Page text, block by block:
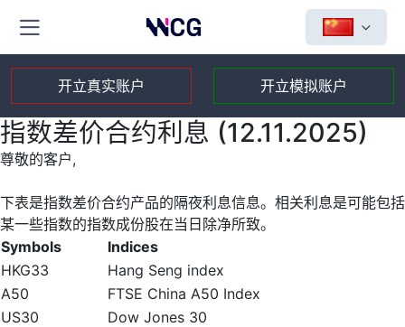
开立真实账户 开立模拟账户
指数差价合约利息 (12.11.2025)
尊敬的客户,
下表是指数差价合约产品的隔夜利息信息。相关利息是可能包括
某一些指数的指数成份股在当日除净所致。
Symbols
Indices
HKG33
Hang Seng index
A50
FTSE China A50 Index
US30
Dow Jones 30